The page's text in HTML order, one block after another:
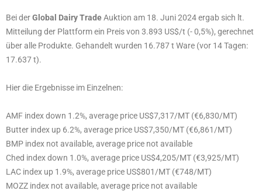
Bei derGlobal Dairy TradeAuktion am 18. Juni 2024 ergab sich lt.
Mitteilung der Plattform ein Preis von 3.893 US$/t (- 0,5%), gerechnet
über alle Produkte. Gehandelt wurden 16.787 t Ware (vor 14 Tagen:
17.637 t).
Hier die Ergebnisse im Einzelnen:
AMF index down 1.2%, average price US$7,317/MT (€6,830/MT)
Butter index up 6.2%, average price US$7,350/MT (€6,861/MT)
BMP index not available, average price not available
Ched index down 1.0%, average price US$4,205/MT (€3,925/MT)
LAC index up 1.9%, average price US$801/MT (€748/MT)
MOZZ index not available, average price not available